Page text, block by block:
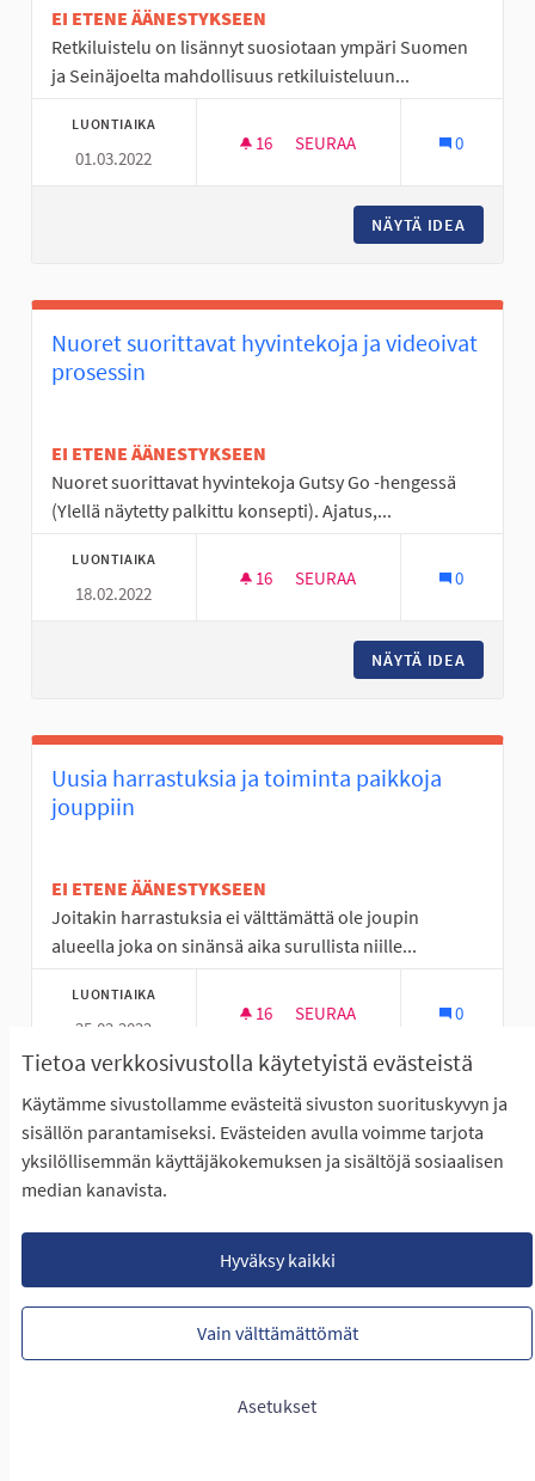
Tietoa verkkosivustolla käytetyistä evästeistä
Käytämme sivustollamme evästeitä sivuston suorituskyvyn ja
sisällön parantamiseksi. Evästeiden avulla voimme tarjota
yksilöllisemmän käyttäjäkokemuksen ja sisältöjä sosiaalisen
median kanavista.
Hyväksy kaikki
Vain välttämättömät
Asetukset
EI ETENE ÄÄNESTYKSEEN
Retkiluistelu on lisännyt suosiotaan ympäri Suomen
ja Seinäjoelta mahdollisuus retkiluisteluun...
LUONTIAIKA
01.03.2022
16 16 SEURAAJAA
SEURAA 0
NÄYTÄ IDEA
Nuoret suorittavat hyvintekoja ja videoivat
prosessin
EI ETENE ÄÄNESTYKSEEN
Nuoret suorittavat hyvintekoja Gutsy Go -hengessä
(Ylellä näytetty palkittu konsepti). Ajatus,...
LUONTIAIKA
18.02.2022
16 16 SEURAAJAA
SEURAA 0
NÄYTÄ IDEA
Uusia harrastuksia ja toiminta paikkoja
jouppiin
EI ETENE ÄÄNESTYKSEEN
Joitakin harrastuksia ei välttämättä ole joupin
alueella joka on sinänsä aika surullista niille...
LUONTIAIKA
25.02.2022
16 16 SEURAAJAA
SEURAA 0
NÄYTÄ IDEA UUSIA
Peräseinäjoen nuorille paikka oleskeluun